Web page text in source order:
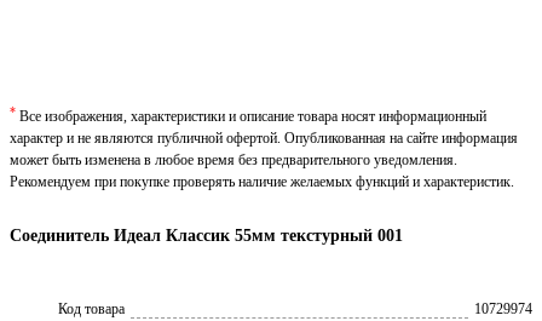
Соединитель Идеал Классик 55мм текстурный 001
Код товара
10729974
* Все изображения, характеристики и описание товара носят информационный
характер и не являются публичной офертой. Опубликованная на сайте информация
может быть изменена в любое время без предварительного уведомления.
Рекомендуем при покупке проверять наличие желаемых функций и характеристик.